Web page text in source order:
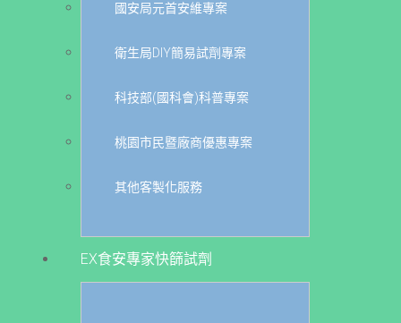
國安局元首安維專案
衛生局DIY簡易試劑專案
科技部(國科會)科普專案
桃園市民暨廠商優惠專案
其他客製化服務
EX食安專家快篩試劑